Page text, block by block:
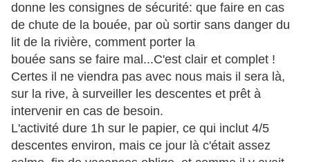
donne les consignes de sécurité: que faire en cas
de chute de la bouée, par où sortir sans danger du
lit de la rivière, comment porter la
bouée sans se faire mal...C'est clair et complet !
Certes il ne viendra pas avec nous mais il sera là,
sur la rive, à surveiller les descentes et prêt à
intervenir en cas de besoin.
L'activité dure 1h sur le papier, ce qui inclut 4/5
descentes environ, mais ce jour là c'était assez